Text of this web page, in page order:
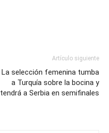
Artículo siguiente
La selección femenina tumba
a Turquía sobre la bocina y
tendrá a Serbia en semifinales